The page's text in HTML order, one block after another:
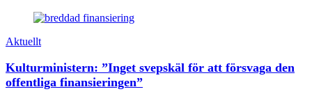
Aktuellt
Kulturministern: ”Inget svepskäl för att försvaga den
offentliga finansieringen”